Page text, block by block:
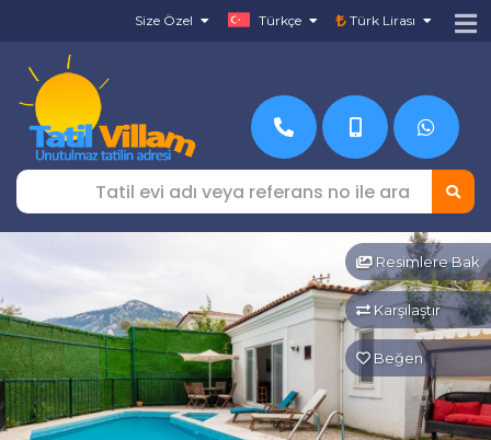
Size Özel Türkçe Türk Lirası
Resimlere Bak
Karşılaştır
Beğen